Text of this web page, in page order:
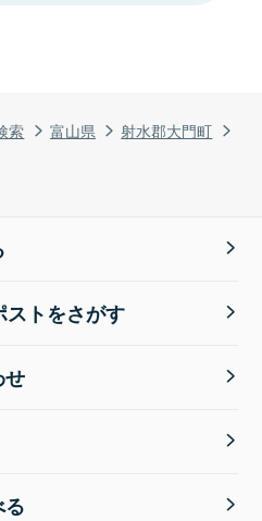
索 富山県
射水郡大門町
ストをさがす
せ